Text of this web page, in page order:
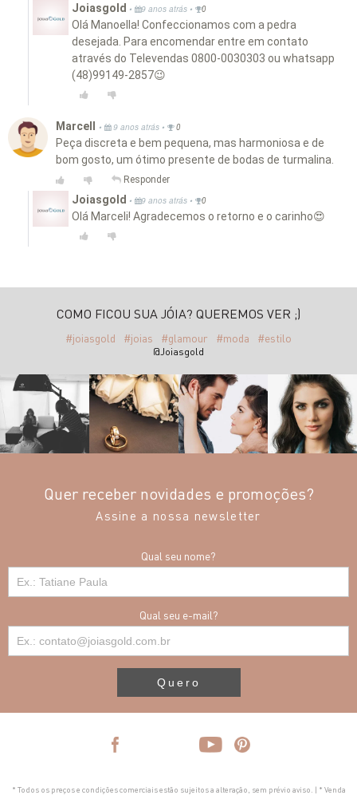
Joiasgold • 9 anos atrás • 0
Olá Manoella! Confeccionamos com a pedra
desejada. Para encomendar entre em contato
através do Televendas 0800-0030303 ou whatsapp
(48)99149-2857😉
Marcell • 9 anos atrás • 0
Peça discreta e bem pequena, mas harmoniosa e de
bom gosto, um ótimo presente de bodas de turmalina.
Responder
Joiasgold • 9 anos atrás • 0
Olá Marceli! Agradecemos o retorno e o carinho😍
COMO FICOU SUA JÓIA? QUEREMOS VER ;)
#joiasgold #joias #glamour #moda #estilo
@Joiasgold
Quer receber novidades e promoções?
Assine a nossa newsletter
Qual seu nome?
Qual seu e-mail?
Quero
* Todos os preços e condições comerciais estão sujeitos a alteração, sem prévio aviso. | * Venda